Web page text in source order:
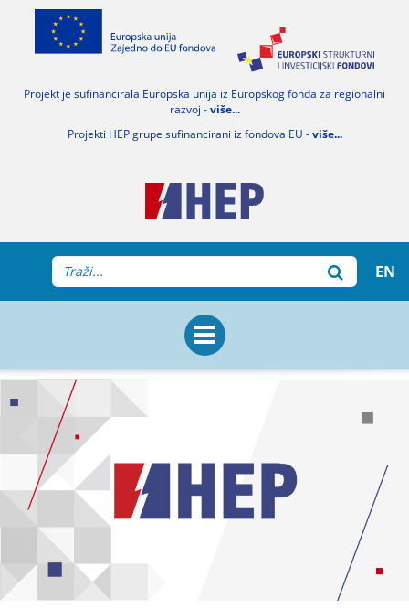
Projekt je sufinancirala Europska unija iz Europskog fonda za regionalni
razvoj -više...
Projekti HEP grupe sufinancirani iz fondova EU -više...
EN